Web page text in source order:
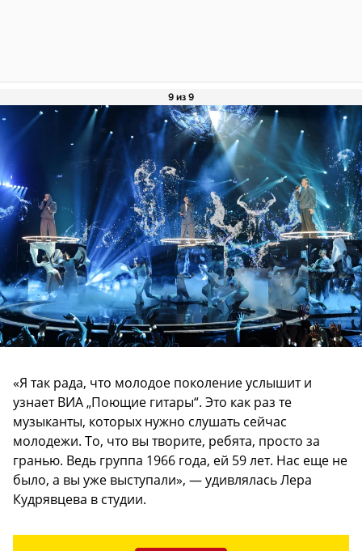
9 из 9
«Я так рада, что молодое поколение услышит и
узнает ВИА „Поющие гитары“. Это как раз те
музыканты, которых нужно слушать сейчас
молодежи. То, что вы творите, ребята, просто за
гранью. Ведь группа 1966 года, ей 59 лет. Нас еще не
было, а вы уже выступали», — удивлялась Лера
Кудрявцева в студии.